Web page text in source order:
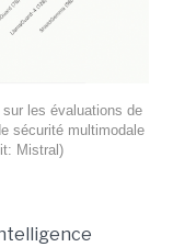
les évaluations de
sécurité multimodale
Mistral)